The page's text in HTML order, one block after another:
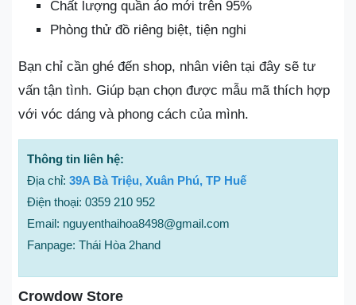
Chất lượng quần áo mới trên 95%
Phòng thử đồ riêng biệt, tiện nghi
Bạn chỉ cần ghé đến shop, nhân viên tại đây sẽ tư
vấn tận tình. Giúp bạn chọn được mẫu mã thích hợp
với vóc dáng và phong cách của mình.
Thông tin liên hệ:
Địa chỉ: 39A Bà Triệu, Xuân Phú, TP Huế
Điện thoại: 0359 210 952
Email: nguyenthaihoa8498@gmail.com
Fanpage: Thái Hòa 2hand
Crowdow Store